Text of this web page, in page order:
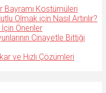
Bayramı Kostümüleri
Olmak için Nasıl Artırılır?
Öneriler
Cinayetle Bittiği
ve Hızlı Çözümleri